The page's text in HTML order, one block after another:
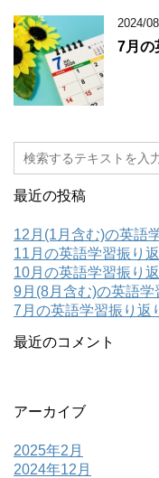
2024/
7月の
最近の投稿
12月(1月含む)の英語
11月の英語学習振り
10月の英語学習振り
9月(8月含む)の英語学
7月の英語学習振り返
最近のコメント
アーカイブ
2025年2月
2024年12月